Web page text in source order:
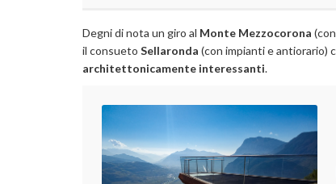
Degni di nota un giro al Monte Mezzocorona
il consueto Sellaronda (con impianti e antiorario)
architettonicamente interessanti.